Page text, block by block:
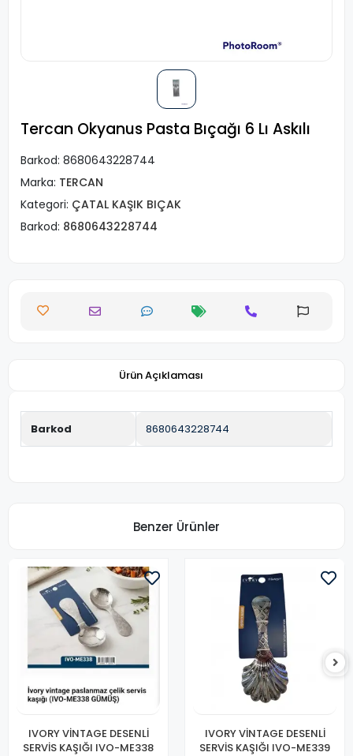
Tercan Okyanus Pasta Bıçağı 6 Lı Askılı
Barkod: 8680643228744
Marka: TERCAN
Kategori: ÇATAL KAŞIK BIÇAK
Barkod: 8680643228744
Ürün Açıklaması
Barkod 8680643228744
Benzer Ürünler
IVORY VİNTAGE DESENLİ
SERVİS KAŞIĞI IVO-ME338
IVORY VİNTAGE DESENLİ
SERVİS KAŞIĞI IVO-ME339